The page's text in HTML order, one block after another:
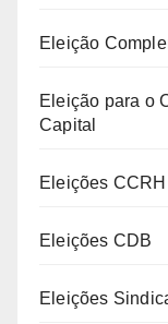
Eleição
Eleição para o
Capital
Eleições CCRH
Eleições CDB
Eleições